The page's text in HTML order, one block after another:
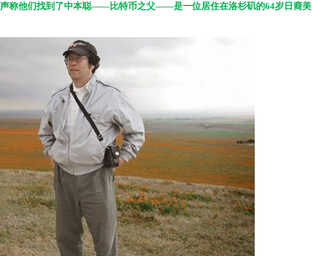
称他们找到了中本聪——比特币之父——是一位居住在洛杉矶的64岁日裔美